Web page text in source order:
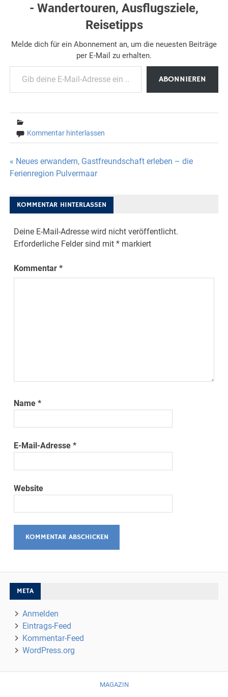
- Wandertouren, Ausflugsziele,
Reisetipps
Melde dich für ein Abonnement an, um die neuesten Beiträge
per E-Mail zu erhalten.
Gib deine E-Mail-Adresse ein ...
ABONNIEREN
Kommentar hinterlassen
Beitragsnavigation
« Neues erwandern, Gastfreundschaft erleben – die
Ferienregion Pulvermaar
KOMMENTAR HINTERLASSEN
Deine E-Mail-Adresse wird nicht veröffentlicht.
Erforderliche Felder sind mit* markiert
Kommentar*
Name*
E-Mail-Adresse*
Website
META
Anmelden
Eintrags-Feed
Kommentar-Feed
WordPress.org
MAGAZIN